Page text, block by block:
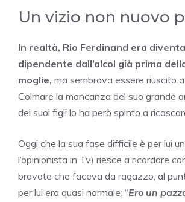
Un vizio non nuovo
In realtà, Rio Ferdinand era
dipendente dall’alcol già prima
moglie, ma sembrava essere riuscito
Colmare la mancanza del suo grande
dei suoi figli lo ha però spinto a
Oggi che la sua fase difficile è per lui
l’opinionista in Tv) riesce a ricordare
bravate che faceva da ragazzo, al
per lui era quasi normale: “Ero un